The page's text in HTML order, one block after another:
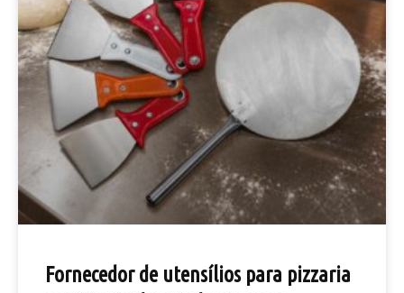
Fornecedor de utensílios para pizzaria